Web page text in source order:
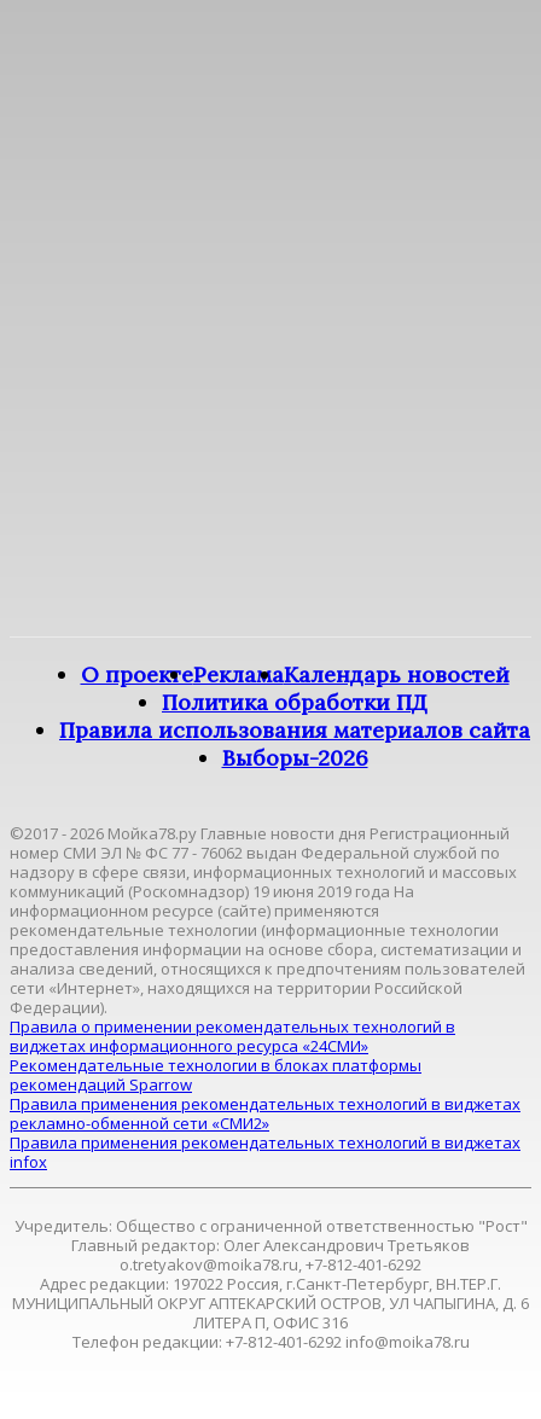
О проектеРекламаКалендарь новостей
Политика обработки ПД
Правила использования материалов сайта
Выборы-2026
©2017 - 2026 Мойка78.ру Главные новости дня Регистрационный
номер СМИ ЭЛ № ФС 77 - 76062 выдан Федеральной службой по
надзору в сфере связи, информационных технологий и массовых
коммуникаций (Роскомнадзор) 19 июня 2019 года На
информационном ресурсе (сайте) применяются
рекомендательные технологии (информационные технологии
предоставления информации на основе сбора, систематизации и
анализа сведений, относящихся к предпочтениям пользователей
сети «Интернет», находящихся на территории Российской
Федерации).
Правила о применении рекомендательных технологий в
виджетах информационного ресурса «24СМИ»
Рекомендательные технологии в блоках платформы
рекомендаций Sparrow
Правила применения рекомендательных технологий в виджетах
рекламно-обменной сети «СМИ2»
Правила применения рекомендательных технологий в виджетах
infox
Учредитель: Общество с ограниченной ответственностью "Рост"
Главный редактор: Олег Александрович Третьяков
o.tretyakov@moika78.ru, +7-812-401-6292
Адрес редакции: 197022 Россия, г.Санкт-Петербург, ВН.ТЕР.Г.
МУНИЦИПАЛЬНЫЙ ОКРУГ АПТЕКАРСКИЙ ОСТРОВ, УЛ ЧАПЫГИНА, Д. 6
ЛИТЕРА П, ОФИС 316
Телефон редакции: +7-812-401-6292 info@moika78.ru